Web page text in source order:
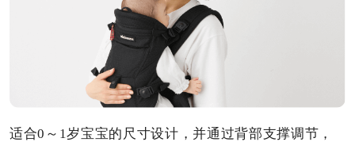
适合0～1岁宝宝的尺寸设计，并通过背部支撑调节，